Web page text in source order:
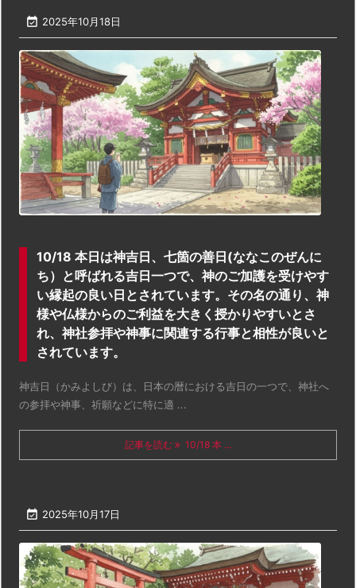
 2025年10月18日
10/18 本日は神吉日、七箇の善日(ななこのぜんに
ち）と呼ばれる吉日一つで、神のご加護を受けやす
い縁起の良い日とされています。その名の通り、神
様や仏様からのご利益を大きく授かりやすいとさ
れ、神社参拝や神事に関連する行事と相性が良いと
されています。
神吉日（かみよしび）は、日本の暦における吉日の一つで、神社へ
の参拝や神事、祈願などに特に適 ...
記事を読む 10/18 本 ...
 2025年10月17日